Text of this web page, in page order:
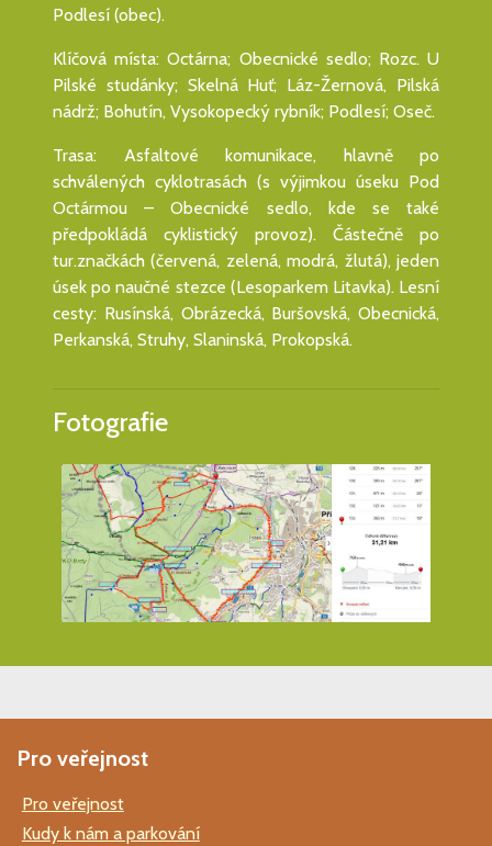
Podlesí (obec).
Klíčová místa: Octárna; Obecnické sedlo; Rozc. U
Pilské studánky; Skelná Huť; Láz-Žernová, Pilská
nádrž; Bohutín, Vysokopecký rybník; Podlesí; Oseč.
Trasa: Asfaltové komunikace, hlavně po
schválených cyklotrasách (s výjimkou úseku Pod
Octármou – Obecnické sedlo, kde se také
předpokládá cyklistický provoz). Částečně po
tur.značkách (červená, zelená, modrá, žlutá), jeden
úsek po naučné stezce (Lesoparkem Litavka). Lesní
cesty: Rusínská, Obrázecká, Buršovská, Obecnická,
Perkanská, Struhy, Slaninská, Prokopská.
Fotografie
Pro veřejnost
Pro veřejnost
Kudy k nám a parkování